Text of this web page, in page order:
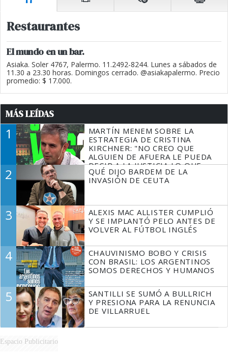
Restaurantes
El mundo en un bar.
Asiaka. Soler 4767, Palermo. 11.2492-8244. Lunes a sábados de
11.30 a 23.30 horas. Domingos cerrado. @asiakapalermo. Precio
promedio: $ 17.000.
MÁS LEÍDAS
1
MARTÍN MENEM SOBRE LA
ESTRATEGIA DE CRISTINA
KIRCHNER: "NO CREO QUE
ALGUIEN DE AFUERA LE PUEDA
DECIR A LA JUSTICIA LO QUE
TIENE QUE HACER"
2
QUÉ DIJO BARDEM DE LA
INVASIÓN DE CEUTA
3
ALEXIS MAC ALLISTER CUMPLIÓ
Y SE IMPLANTÓ PELO ANTES DE
VOLVER AL FÚTBOL INGLÉS
4
CHAUVINISMO BOBO Y CRISIS
CON BRASIL: LOS ARGENTINOS
SOMOS DERECHOS Y HUMANOS
5
SANTILLI SE SUMÓ A BULLRICH
Y PRESIONA PARA LA RENUNCIA
DE VILLARRUEL
Espacio Publicitario